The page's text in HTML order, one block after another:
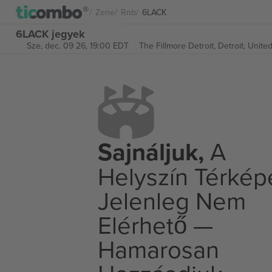
Zene Rnb 6LACK
6LACK jegyek
Sze, dec. 09 26, 19:00 EDT The Fillmore Detroit, Detroit,
Sajnáljuk,A
Helyszín
Jelenleg Nem
Elérhető —
Hamarosan